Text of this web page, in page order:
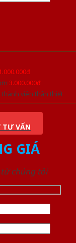
1.000.000đ
3.000.000đ
viên thân thiết
TƯ VẤN
GIÁ
chúng tôi